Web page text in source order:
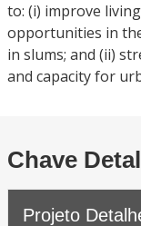
to: (i) improve
opportunities in
in slums; and (ii)
and capacity for
Chave
Projeto